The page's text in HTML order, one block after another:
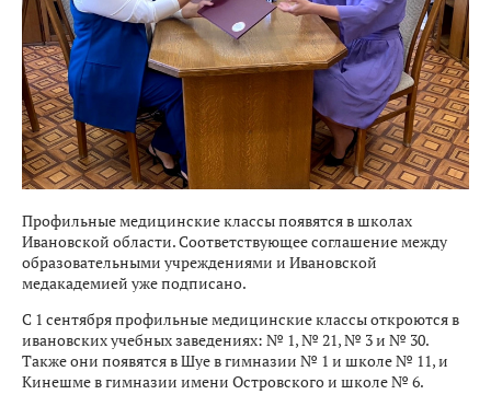
Профильные медицинские классы появятся в школах
Ивановской области. Соответствующее соглашение между
образовательными учреждениями и Ивановской
медакадемией уже подписано.
С 1 сентября профильные медицинские классы откроются в
ивановских учебных заведениях: № 1, № 21, № 3 и № 30.
Также они появятся в Шуе в гимназии № 1 и школе № 11, и
Кинешме в гимназии имени Островского и школе № 6.